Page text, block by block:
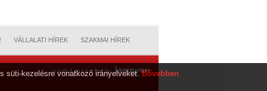
VÁLLALATI HÍREK SZAKMAI HÍREK
süti-kezelésre vonatkozó irányelveket.Bővebben